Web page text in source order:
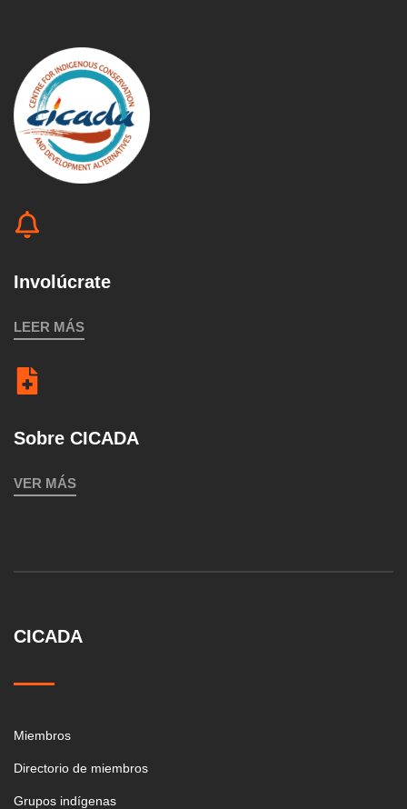
Involúcrate
LEER MÁS
Sobre CICADA
VER MÁS
CICADA
Miembros
Directorio de miembros
Grupos indígenas